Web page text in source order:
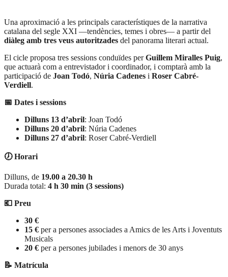
Una aproximació a les principals característiques de la narrativa
catalana del segle XXI —tendències, temes i obres— a partir del
diàleg amb tres veus autoritzades del panorama literari actual.
El cicle proposa tres sessions conduïdes perGuillem Miralles Puig,
que actuarà com a entrevistador i coordinador, i comptarà amb la
participació de Joan Todó, Núria Cadenes i Roser Cabré-
Verdiell.
📅 Dates i sessions
Dilluns 13 d’abril: Joan Todó
Dilluns 20 d’abril: Núria Cadenes
Dilluns 27 d’abril: Roser Cabré-Verdiell
🕖 Horari
Dilluns, de 19.00 a 20.30 h
Durada total: 4 h 30 min (3 sessions)
💶 Preu
30 €
15 € per a persones associades a Amics de les Arts i Joventuts
Musicals
20 € per a persones jubilades i menors de 30 anys
📝 Matrícula